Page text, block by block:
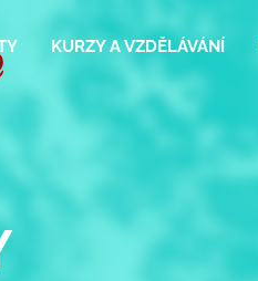
KURZY A VZDĚLÁVÁNÍ